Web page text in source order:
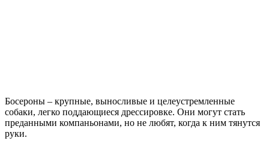
Босероны – крупные, выносливые и целеустремленные
собаки, легко поддающиеся дрессировке. Они могут стать
преданными компаньонами, но не любят, когда к ним тянутся
руки.